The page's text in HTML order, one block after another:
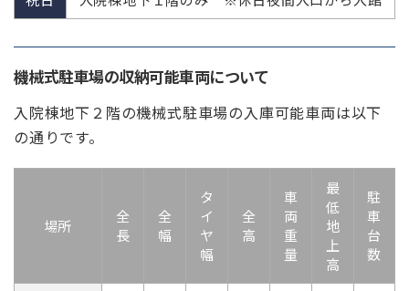
機械式駐車場の収納可能車両について
入院棟地下２階の機械式駐車場の入庫可能車両は以下
の通りです。
場所
全
長
全
幅
タ
イ
ヤ
幅
全
高
車
両
重
量
最
低
地
上
高
駐
車
台
数